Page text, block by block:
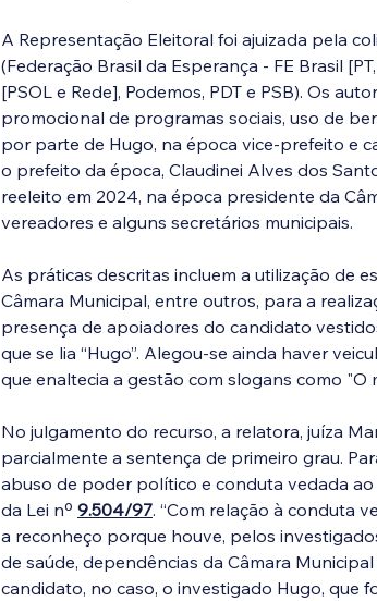
A Representação Eleitoral foi ajuizada pela
(Federação Brasil da Esperança - FE Brasil
[PSOL e Rede], Podemos, PDT e PSB). Os
promocional de programas sociais, uso de
por parte de Hugo, na época vice-prefeito e
o prefeito da época, Claudinei Alves dos
reeleito em 2024, na época presidente da
vereadores e alguns secretários municipais.
As práticas descritas incluem a utilização de
Câmara Municipal, entre outros, para a
presença de apoiadores do candidato
que se lia “Hugo”. Alegou-se ainda haver
que enaltecia a gestão com slogans como
No julgamento do recurso, a relatora, juíza
parcialmente a sentença de primeiro grau.
abuso de poder político e conduta vedada
da Lei nº 9.504/97. “Com relação à conduta
a reconheço porque houve, pelos
de saúde, dependências da Câmara
candidato, no caso, o investigado Hugo, que